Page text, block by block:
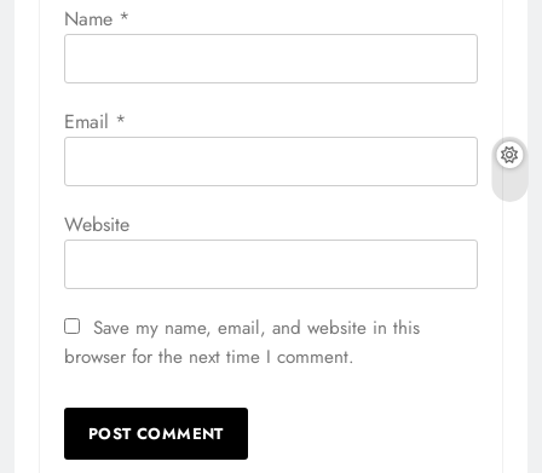
Name *
Email *
Website
Save my name, email, and website in this
browser for the next time I comment.